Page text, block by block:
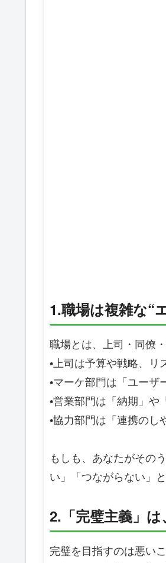
1.職場は複雑な“
職場とは、上司・同僚
•上司は予算や戦略、リ
•マーケ部門は「ユーザ
•営業部門は「納期」や
•協力部門は「連携のし
もしも、あなたがその
い」「つながらない」
2.「完璧主義」
完璧を目指すのは悪い